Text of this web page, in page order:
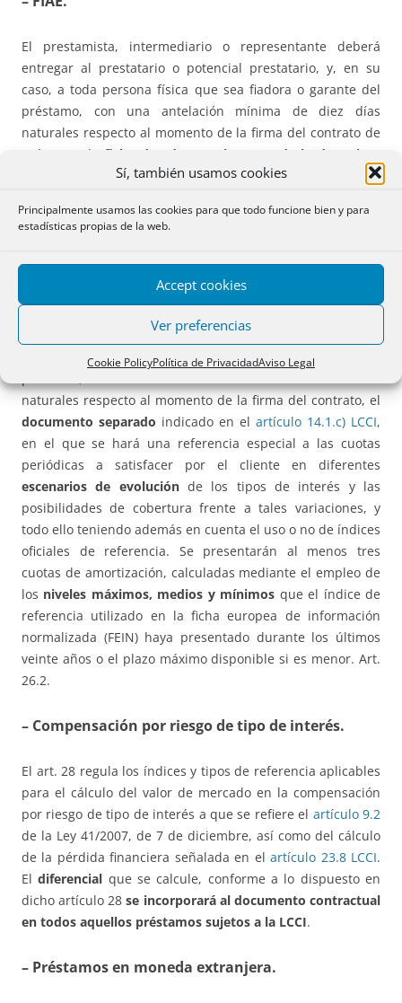
Sí, también usamos cookies
Principalmente usamos las cookies para que todo funcione bien y para
estadísticas propias de la web.
Accept cookies
Ver preferencias
Cookie PolicyPolítica de PrivacidadAviso Legal
El prestamista, intermediario o representante deberá
entregar al prestatario o potencial prestatario, y, en su
caso, a toda persona física que sea fiadora o garante del
préstamo, con una antelación mínima de diez días
naturales respecto al momento de la firma del contrato de
préstamo, la ficha de advertencias estandarizadas (FiAE)
que figura en el anexo II. Art. 22 (antes dedicado a la
variable.
entregar al prestatario o potencial prestatario, y, en su
caso, a toda persona física que sea fiadora o garante del
naturales respecto al momento de la firma del contrato, el
documento separado indicado en el artículo 14.1.c) LCCI,
en el que se hará una referencia especial a las cuotas
periódicas a satisfacer por el cliente en diferentes
escenarios de evoluciónde los tipos de interés y las
posibilidades de cobertura frente a tales variaciones, y
todo ello teniendo además en cuenta el uso o no de índices
oficiales de referencia. Se presentarán al menos tres
cuotas de amortización, calculadas mediante el empleo de
los niveles máximos, medios y mínimos que el índice de
referencia utilizado en la ficha europea de información
normalizada (FEIN) haya presentado durante los últimos
veinte años o el plazo máximo disponible si es menor. Art.
26.2.
– Compensación por riesgo de tipo de interés.
El art. 28 regula los índices y tipos de referencia aplicables
para el cálculo del valor de mercado en la compensación
por riesgo de tipo de interés a que se refiere el artículo 9.2
de la Ley 41/2007, de 7 de diciembre, así como del cálculo
de la pérdida financiera señalada en elartículo 23.8 LCCI.
Eldiferencial que se calcule, conforme a lo dispuesto en
dicho artículo 28se incorporará al documento contractual
en todos aquellos préstamos sujetos a la LCCI.
– Préstamos en moneda extranjera.